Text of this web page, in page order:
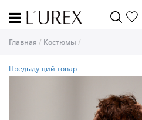
Главная Костюмы
Предыдущий товар